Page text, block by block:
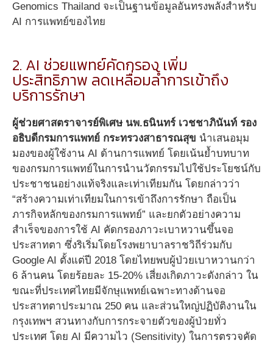
Genomics Thailand จะเป็นฐานข้อมูลอันทรงพลังสำหรับ
AI การแพทย์ของไทย
2. AI ช่วยแพทย์คัดกรอง เพิ่ม
ประสิทธิภาพ ลดเหลื่อมล้ำการเข้าถึง
บริการรักษา
ผู้ช่วยศาสตราจารย์พิเศษ นพ.ธนินทร์ เวชชาภินันท์ รอง
อธิบดีกรมการแพทย์ กระทรวงสาธารณสุข นำเสนอมุม
มองของผู้ใช้งาน AI ด้านการแพทย์ โดยเน้นย้ำบทบาท
ของกรมการแพทย์ในการนำนวัตกรรมไปใช้ประโยชน์กับ
ประชาชนอย่างแท้จริงและเท่าเทียมกัน โดยกล่าวว่า
“สร้างความเท่าเทียมในการเข้าถึงการรักษา ถือเป็น
ภารกิจหลักของกรมการแพทย์” และยกตัวอย่างความ
สำเร็จของการใช้ AI คัดกรองภาวะเบาหวานขึ้นจอ
ประสาทตา ซึ่งริเริ่มโดยโรงพยาบาลราชวิถีร่วมกับ
Google AI ตั้งแต่ปี 2018 โดยไทยพบผู้ป่วยเบาหวานกว่า
6 ล้านคน โดยร้อยละ 15-20% เสี่ยงเกิดภาวะดังกล่าว ใน
ขณะที่ประเทศไทยมีจักษุแพทย์เฉพาะทางด้านจอ
ประสาทตาประมาณ 250 คน และส่วนใหญ่ปฏิบัติงานใน
กรุงเทพฯ สวนทางกับการกระจายตัวของผู้ป่วยทั่ว
ประเทศ โดย AI มีความไว (Sensitivity) ในการตรวจคัด